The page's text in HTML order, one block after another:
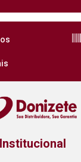
Institucional